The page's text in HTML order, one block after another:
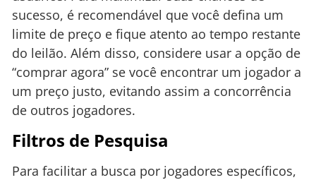
sucesso, é recomendável que você defina um
limite de preço e fique atento ao tempo restante
do leilão. Além disso, considere usar a opção de
“comprar agora” se você encontrar um jogador a
um preço justo, evitando assim a concorrência
de outros jogadores.
Filtros de Pesquisa
Para facilitar a busca por jogadores específicos,